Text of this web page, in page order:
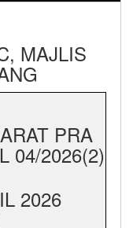
MAJLIS
PRA
04/2026(2)
2026